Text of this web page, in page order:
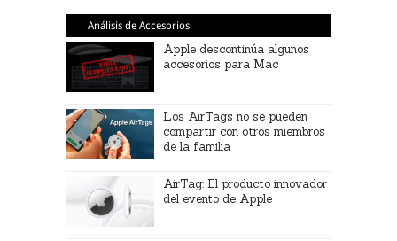
Análisis de Accesorios
Apple descontinúa algunos
accesorios para Mac
Los AirTags no se pueden
compartir con otros miembros
de la familia
AirTag: El producto innovador
del evento de Apple